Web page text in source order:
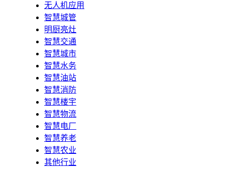
无人机应用
智慧城管
明厨亮灶
智慧交通
智慧城市
智慧水务
智慧油站
智慧消防
智慧楼宇
智慧物流
智慧电厂
智慧养老
智慧农业
其他行业